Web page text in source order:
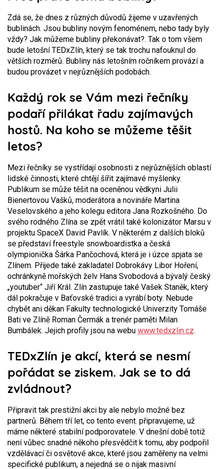
Zdá se, že dnes z různých důvodů žijeme v uzavřených
bublinách. Jsou bubliny novým fenoménem, nebo tady byly
vždy? Jak můžeme bubliny překonávat?. Tak o tom všem
bude letošní TEDxZlín, který se tak trochu nafouknul do
větších rozměrů. Bubliny nás letošním ročníkem provází a
budou provázet v nejrůznějších podobách.
Každý rok se Vám mezi řečníky
podaří přilákat řadu zajímavých
hostů. Na koho se můžeme těšit
letos?
Mezi řečníky se vystřídají osobnosti z nejrůznějších oblastí
lidské činnosti, které chtějí šířit zajímavé myšlenky.
Publikum se může těšit na oceněnou vědkyni Julii
Bienertovou Vašků, moderátora a novináře Martina
Veselovského a jeho kolegu editora Jana Rozkošného. Do
svého rodného Zlína se zpět vrátil také kolonizátor Marsu v
projektu SpaceX David Pavlík. V některém z dalších bloků
se představí freestyle snowboardistka a česká
olympionička Šárka Pančochová, která je i úzce spjata se
Zlínem. Přijede také zakladatel Dobrokávy Libor Hoření,
ochránkyně mořských želv Hana Svobodová a bývalý český
„youtuber“ Jiří Král. Zlín zastupuje také Vašek Staněk, který
dál pokračuje v Baťovské tradici a vyrábí boty. Nebude
chybět ani děkan Fakulty technologické Univerzity Tomáše
Bati ve Zlíně Roman Čermák a trenér paměti Milan
Bumbálek. Jejich profily jsou na webu www.tedxzlin.cz.
TEDxZlín je akcí, která se nesmí
pořádat se ziskem. Jak se to dá
zvládnout?
Připravit tak prestižní akci by ale nebylo možné bez
partnerů. Během tří let, co tento event. připravujeme, už
máme některé stabilní podporovatele. V dnešní době totiž
není vůbec snadné někoho přesvědčit k tomu, aby podpořil
vzdělávací či osvětové akce, které jsou zaměřeny na velmi
specifické publikum, a nejedná se o nijak masivní